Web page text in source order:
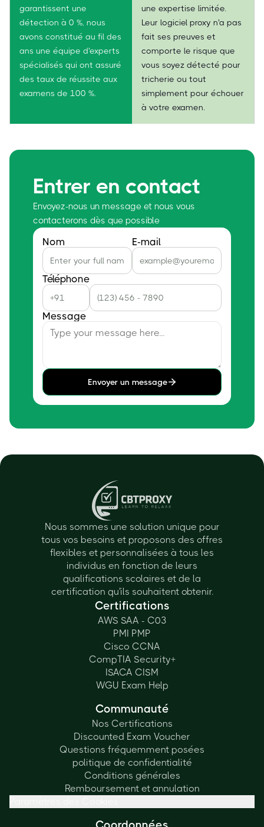
garantissent une
détection à 0 %, nous
avons constitué au fil des
ans une équipe d'experts
spécialisés qui ont assuré
des taux de réussite aux
examens de 100 %.
une expertise limitée.
Leur logiciel proxy n'a pas
fait ses preuves et
comporte le risque que
vous soyez détecté pour
tricherie ou tout
simplement pour échouer
à votre examen.
Entrer en contact
Envoyez-nous un message et nous vous
contacterons dès que possible
Nom E-mail
Téléphone
Message
Envoyer un message
Nous sommes une solution unique pour
tous vos besoins et proposons des offres
flexibles et personnalisées à tous les
individus en fonction de leurs
qualifications scolaires et de la
certification qu'ils souhaitent obtenir.
Certifications
AWS SAA - C03
PMI PMP
Cisco CCNA
CompTIA Security+
ISACA CISM
WGU Exam Help
Communauté
Nos Certifications
Discounted Exam Voucher
Questions fréquemment posées
politique de confidentialité
Conditions générales
Remboursement et annulation